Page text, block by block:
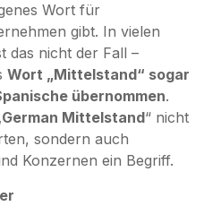
Wort für
gibt. In vielen
das nicht der Fall –
Wort „Mittelstand“ sogar
übernommen.
German Mittelstand“ nicht
sondern auch
Konzernen ein Begriff.